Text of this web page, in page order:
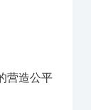
营造公平